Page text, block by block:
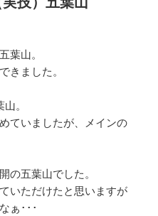
葉山。
きました。
。
ていましたが、メインの
の五葉山でした。
いただけたと思いますが
ぁ･･･